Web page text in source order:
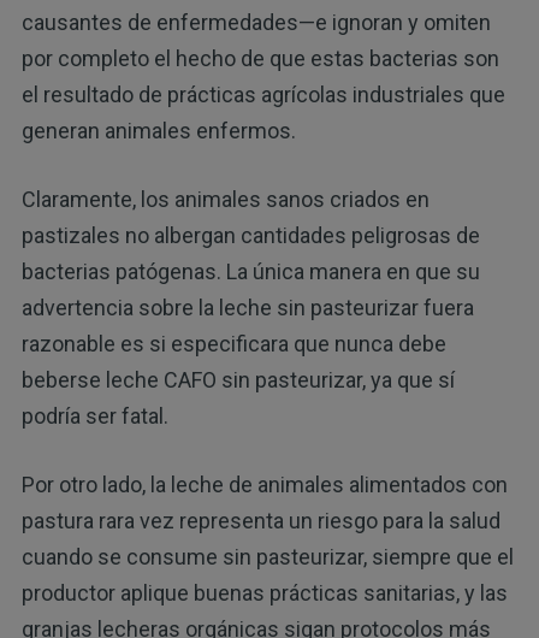
causantes de enfermedades—e ignoran y omiten
por completo el hecho de que estas bacterias son
el resultado de prácticas agrícolas industriales que
generan animales enfermos.
Claramente, los animales sanos criados en
pastizales no albergan cantidades peligrosas de
bacterias patógenas. La única manera en que su
advertencia sobre la leche sin pasteurizar fuera
razonable es si especificara que nunca debe
beberse leche CAFO sin pasteurizar, ya que sí
podría ser fatal.
Por otro lado, la leche de animales alimentados con
pastura rara vez representa un riesgo para la salud
cuando se consume sin pasteurizar, siempre que el
productor aplique buenas prácticas sanitarias, y las
granjas lecheras orgánicas sigan protocolos más